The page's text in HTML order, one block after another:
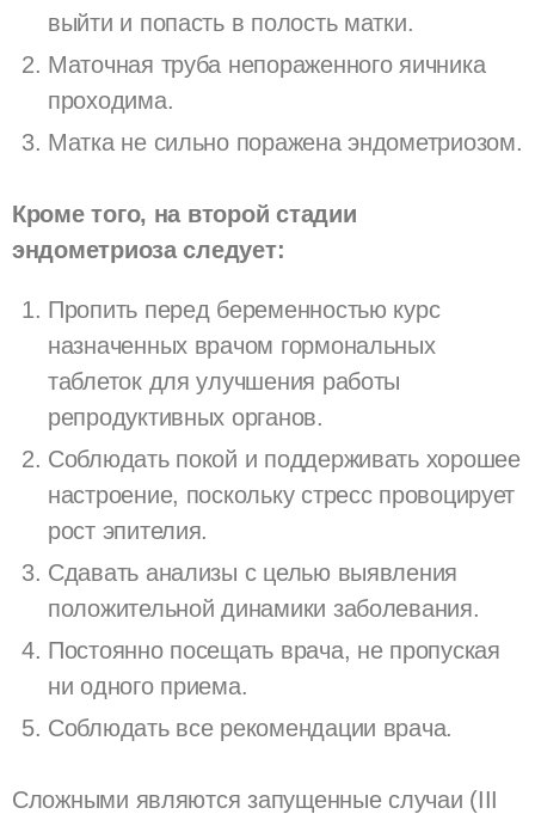
выйти и попасть в полость матки.
Маточная труба непораженного яичника
проходима.
Матка не сильно поражена эндометриозом.
Кроме того, на второй стадии
эндометриоза следует:
Пропить перед беременностью курс
назначенных врачом гормональных
таблеток для улучшения работы
репродуктивных органов.
Соблюдать покой и поддерживать хорошее
настроение, поскольку стресс провоцирует
рост эпителия.
Сдавать анализы с целью выявления
положительной динамики заболевания.
Постоянно посещать врача, не пропуская
ни одного приема.
Соблюдать все рекомендации врача.
Сложными являются запущенные случаи (III